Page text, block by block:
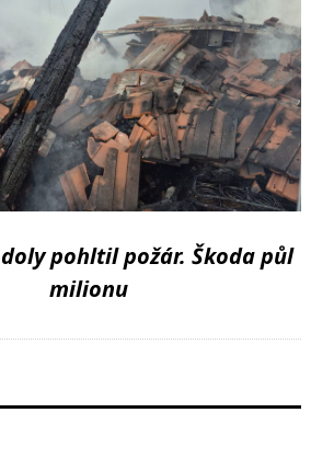
pohltil požár. Škoda půl
milionu